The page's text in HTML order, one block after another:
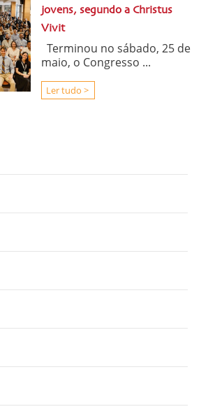
jovens, segundo a Christus
Vivit
Terminou no sábado, 25 de
maio, o Congresso ...
Ler tudo >